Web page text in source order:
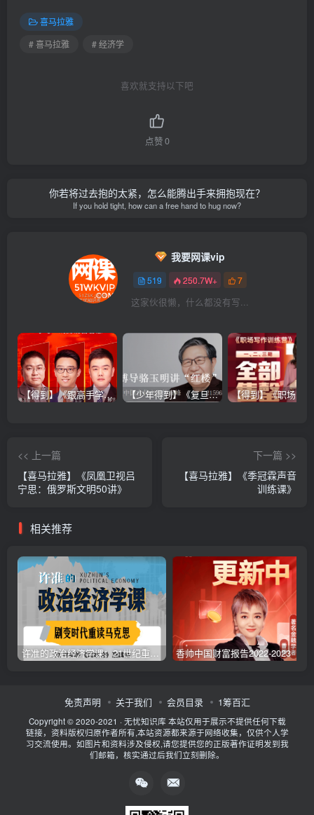
喜马拉雅
# 喜马拉雅
# 经济学
喜欢就支持以下吧
点赞0
你若将过去抱的太紧，怎么能腾出手来拥抱现在？
If you hold tight, how can a free hand to hug now?
我要网课vip
519 250.7W+ 7
这家伙很懒，什么都没有写...
【得到】《跟高手学销售系列课》 【少年得到】《复旦博导骆玉明讲“红楼”》
<< 上一篇
【喜马拉雅】《凤凰卫视吕
宁思：俄罗斯文明50讲》
下一篇 >>
【喜马拉雅】《季冠霖声音
训练课》
相关推荐
免责声明 关于我们 会员目录 1筹百汇
Copyright © 2020-2021 · 无忧知识库 本站仅用于展示不提供任何下载
链接，资料版权归原作者所有,本站资源都来源于网络收集，仅供个人学
习交流使用。如图片和资料涉及侵权,请您提供您的正版著作证明发到我
们邮箱，核实通过后我们立刻删除。